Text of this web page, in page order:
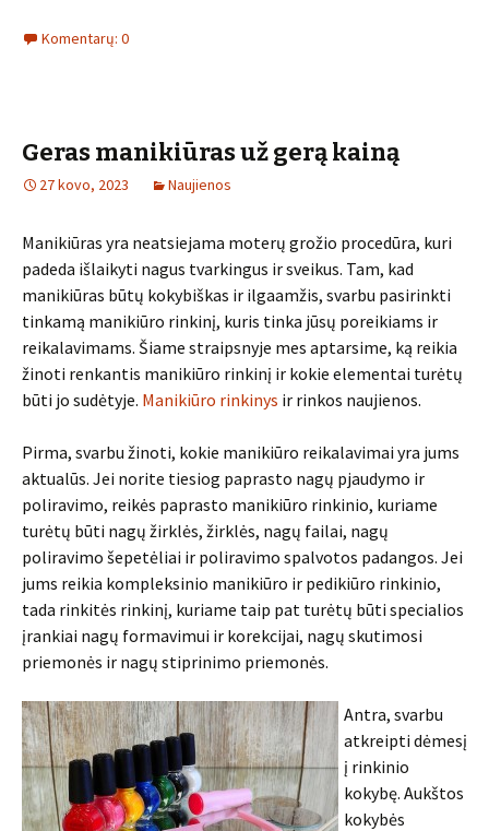
Komentarų: 0
Geras manikiūras už gerą kainą
27 kovo, 2023 Naujienos
Manikiūras yra neatsiejama moterų grožio procedūra, kuri
padeda išlaikyti nagus tvarkingus ir sveikus. Tam, kad
manikiūras būtų kokybiškas ir ilgaamžis, svarbu pasirinkti
tinkamą manikiūro rinkinį, kuris tinka jūsų poreikiams ir
reikalavimams. Šiame straipsnyje mes aptarsime, ką reikia
žinoti renkantis manikiūro rinkinį ir kokie elementai turėtų
būti jo sudėtyje. Manikiūro rinkinys ir rinkos naujienos.
Pirma, svarbu žinoti, kokie manikiūro reikalavimai yra jums
aktualūs. Jei norite tiesiog paprasto nagų pjaudymo ir
poliravimo, reikės paprasto manikiūro rinkinio, kuriame
turėtų būti nagų žirklės, žirklės, nagų failai, nagų
poliravimo šepetėliai ir poliravimo spalvotos padangos. Jei
jums reikia kompleksinio manikiūro ir pedikiūro rinkinio,
tada rinkitės rinkinį, kuriame taip pat turėtų būti specialios
įrankiai nagų formavimui ir korekcijai, nagų skutimosi
priemonės ir nagų stiprinimo priemonės.
Antra, svarbu
atkreipti dėmesį
į rinkinio
kokybę. Aukštos
kokybės